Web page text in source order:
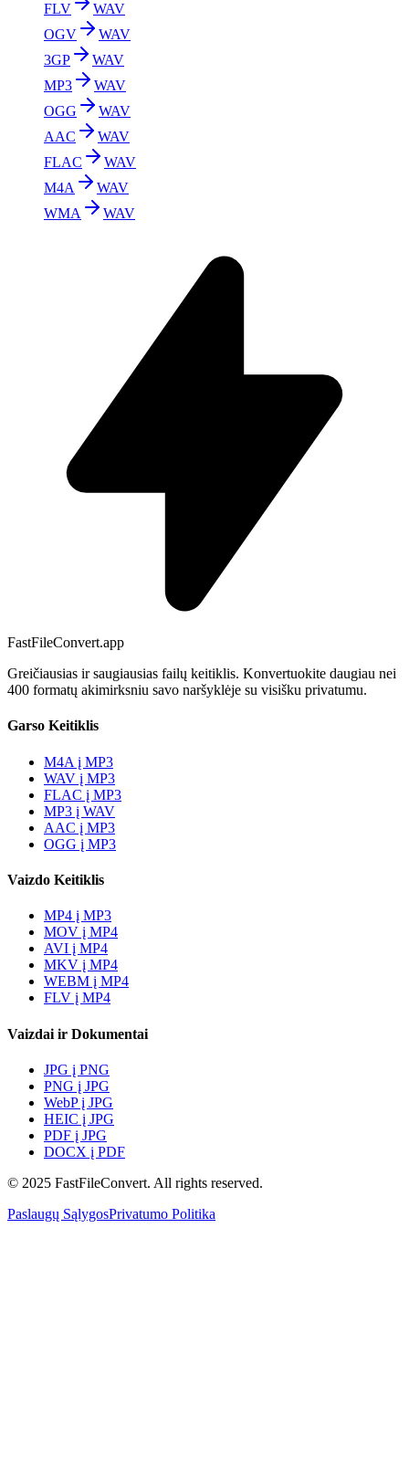
FLV
WAV
OGV
WAV
3GP
WAV
MP3
WAV
OGG
WAV
AAC
WAV
FLAC
WAV
M4A
WAV
WMA
WAV
FastFileConvert.app
Greičiausias ir saugiausias failų keitiklis. Konvertuokite daugiau nei
400 formatų akimirksniu savo naršyklėje su visišku privatumu.
Garso Keitiklis
M4A į MP3
WAV į MP3
FLAC į MP3
MP3 į WAV
AAC į MP3
OGG į MP3
Vaizdo Keitiklis
MP4 į MP3
MOV į MP4
AVI į MP4
MKV į MP4
WEBM į MP4
FLV į MP4
Vaizdai ir Dokumentai
JPG į PNG
PNG į JPG
WebP į JPG
HEIC į JPG
PDF į JPG
DOCX į PDF
© 2025 FastFileConvert. All rights reserved.
Paslaugų SąlygosPrivatumo Politika